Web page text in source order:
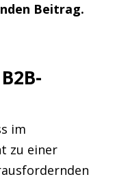
Beitrag.
im
zu einer